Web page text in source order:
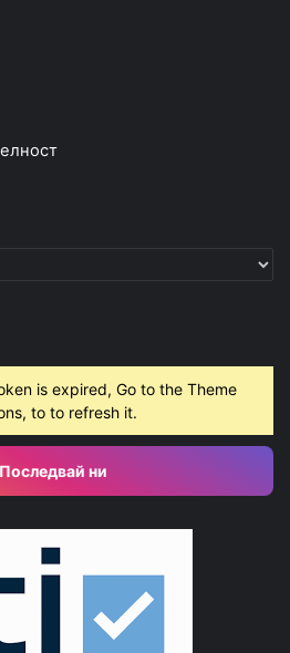
is expired, Go to the Theme
to to refresh it.
Последвай ни